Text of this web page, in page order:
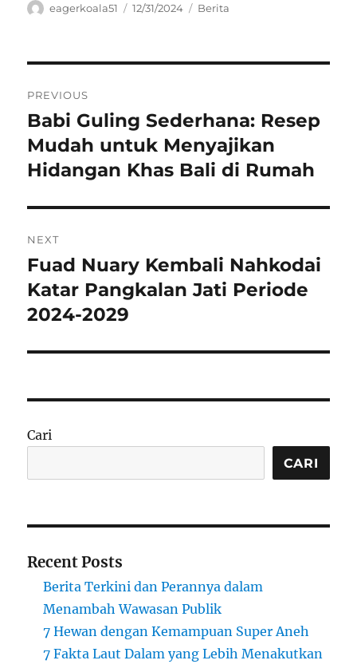
Author
eagerkoala51
Posted
12/31/2024 Categories
Berita
pos
PREVIOUS
Previous
post:
Babi Guling Sederhana: Resep
Mudah untuk Menyajikan
Hidangan Khas Bali di Rumah
NEXT
Next
post:
Fuad Nuary Kembali Nahkodai
Katar Pangkalan Jati Periode
2024-2029
Cari
CARI
Recent Posts
Berita Terkini dan Perannya dalam
Menambah Wawasan Publik
7 Hewan dengan Kemampuan Super Aneh
7 Fakta Laut Dalam yang Lebih Menakutkan